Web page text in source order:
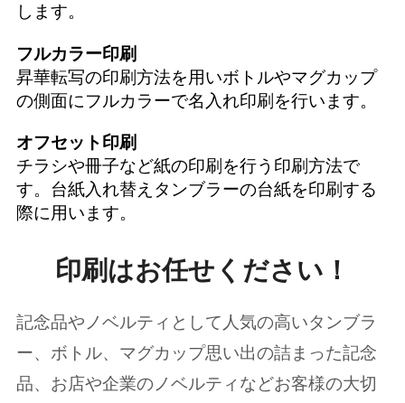
します。
フルカラー印刷
昇華転写の印刷方法を用いボトルやマグカップ
の側面にフルカラーで名入れ印刷を行います。
オフセット印刷
チラシや冊子など紙の印刷を行う印刷方法で
す。台紙入れ替えタンブラーの台紙を印刷する
際に用います。
印刷はお任せください！
記念品やノベルティとして人気の高いタンブラ
ー、ボトル、マグカップ思い出の詰まった記念
品、お店や企業のノベルティなどお客様の大切